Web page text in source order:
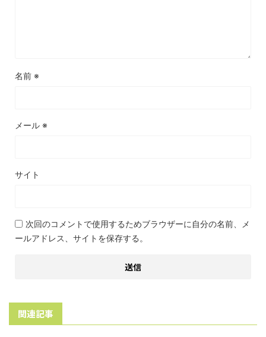
名前 ※
メール ※
サイト
次回のコメントで使用するためブラウザーに自分の名前、メ
ールアドレス、サイトを保存する。
関連記事